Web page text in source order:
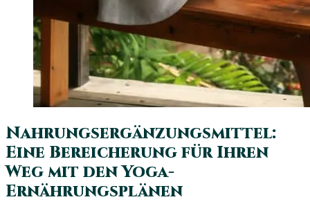
Nahrungsergänzungsmittel:
Eine Bereicherung für Ihren
Weg mit den Yoga-
Ernährungsplänen